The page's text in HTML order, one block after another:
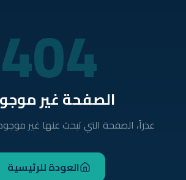
404
الصفحة غير
عذراً، الصفحة التي تبحث عنها غير
العودة للرئيسية